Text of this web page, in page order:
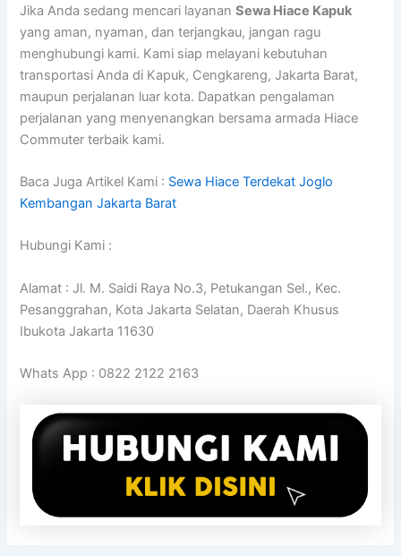
Jika Anda sedang mencari layananSewa Hiace Kapuk
yang aman, nyaman, dan terjangkau, jangan ragu
menghubungi kami. Kami siap melayani kebutuhan
transportasi Anda di Kapuk, Cengkareng, Jakarta Barat,
maupun perjalanan luar kota. Dapatkan pengalaman
perjalanan yang menyenangkan bersama armada Hiace
Commuter terbaik kami.
Baca Juga Artikel Kami : Sewa Hiace Terdekat Joglo
Kembangan Jakarta Barat
Hubungi Kami :
Alamat : Jl. M. Saidi Raya No.3, Petukangan Sel., Kec.
Pesanggrahan, Kota Jakarta Selatan, Daerah Khusus
Ibukota Jakarta 11630
Whats App : 0822 2122 2163